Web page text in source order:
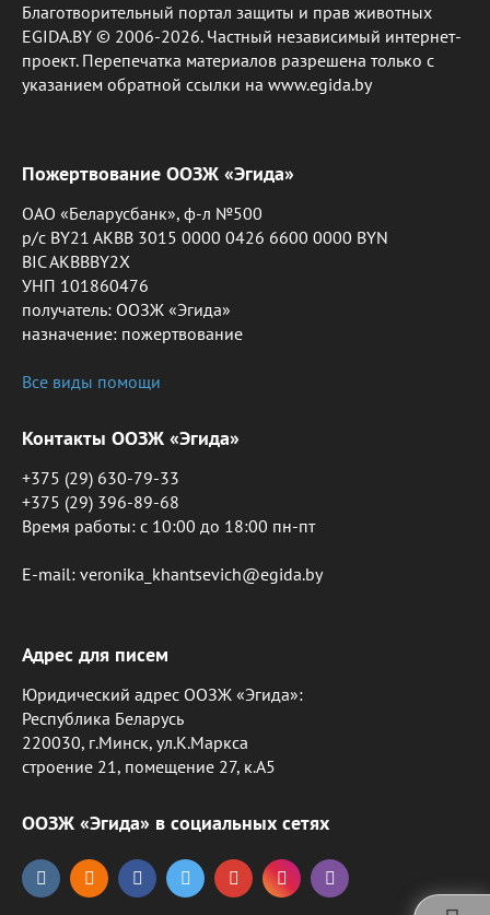
Благотворительный портал защиты и прав животных
EGIDA.BY © 2006-2026. Частный независимый интернет-
проект. Перепечатка материалов разрешена только с
указанием обратной ссылки на www.egida.by
Пожертвование ООЗЖ «Эгида»
ОАО «Беларусбанк», ф-л №500
р/с BY21 AKBB 3015 0000 0426 6600 0000 BYN
BIC AKBBBY2X
УНП 101860476
получатель: ООЗЖ «Эгида»
назначение: пожертвование
Все виды помощи
Контакты ООЗЖ «Эгида»
+375 (29) 630-79-33
+375 (29) 396-89-68
Время работы: c 10:00 до 18:00 пн-пт
E-mail: veronika_khantsevich@egida.by
Адрес для писем
Юридический адрес ООЗЖ «Эгида»:
Республика Беларусь
220030, г.Минск, ул.К.Маркса
строение 21, помещение 27, к.А5
ООЗЖ «Эгида» в социальных сетях